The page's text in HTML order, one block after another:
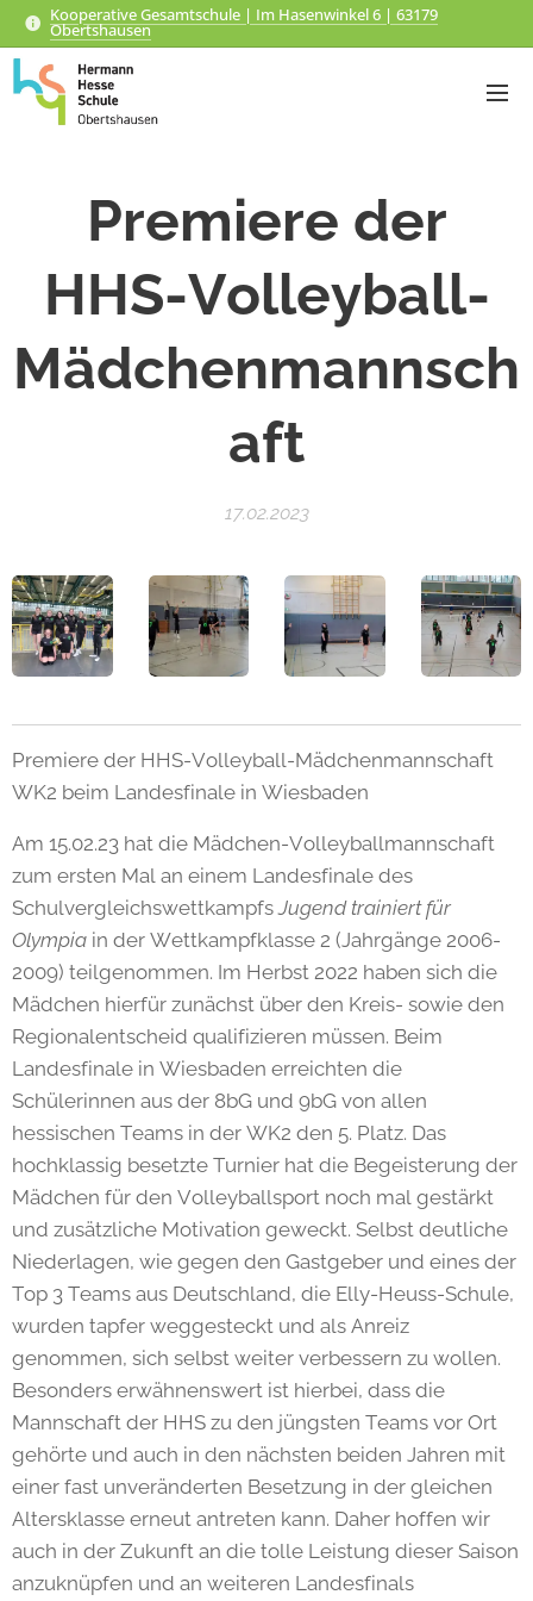
Kooperative Gesamtschule | Im Hasenwinkel 6 | 63179
Obertshausen
Premiere der
HHS-Volleyball-
Mädchenmannsch
aft
17.02.2023
Premiere der HHS-Volleyball-Mädchenmannschaft
WK2 beim Landesfinale in Wiesbaden
Am 15.02.23 hat die Mädchen-Volleyballmannschaft
zum ersten Mal an einem Landesfinale des
SchulvergleichswettkampfsJugend trainiert für
Olympia in der Wettkampfklasse 2 (Jahrgänge 2006-
2009) teilgenommen. Im Herbst 2022 haben sich die
Mädchen hierfür zunächst über den Kreis- sowie den
Regionalentscheid qualifizieren müssen. Beim
Landesfinale in Wiesbaden erreichten die
Schülerinnen aus der 8bG und 9bG von allen
hessischen Teams in der WK2 den 5. Platz. Das
hochklassig besetzte Turnier hat die Begeisterung der
Mädchen für den Volleyballsport noch mal gestärkt
und zusätzliche Motivation geweckt. Selbst deutliche
Niederlagen, wie gegen den Gastgeber und eines der
Top 3 Teams aus Deutschland, die Elly-Heuss-Schule,
wurden tapfer weggesteckt und als Anreiz
genommen, sich selbst weiter verbessern zu wollen.
Besonders erwähnenswert ist hierbei, dass die
Mannschaft der HHS zu den jüngsten Teams vor Ort
gehörte und auch in den nächsten beiden Jahren mit
einer fast unveränderten Besetzung in der gleichen
Altersklasse erneut antreten kann. Daher hoffen wir
auch in der Zukunft an die tolle Leistung dieser Saison
anzuknüpfen und an weiteren Landesfinals